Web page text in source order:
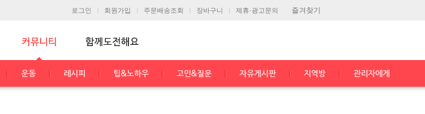
즐겨찾기
로그인 회원가입 주문배송조회 장바구니 제휴·광고문의
운동 레시피 팁&노하우 고민&질문 자유게시판 지역방 관리자에게